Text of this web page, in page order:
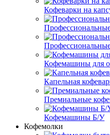
Кофеварки на
Кофемашины для
Капельная
Премиальные
Кофемашины Б/У
Кофемолки